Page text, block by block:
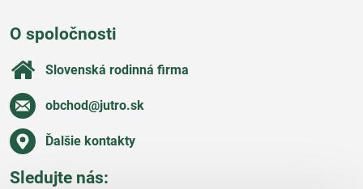
O spoločnosti
Slovenská rodinná firma
obchod​@jutro​.sk
Ďalšie kontakty
Sledujte nás: